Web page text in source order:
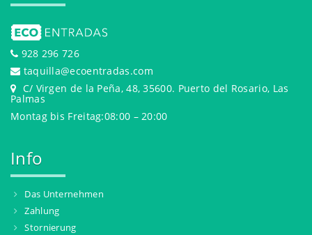
928 296 726
taquilla@ecoentradas.com
C/ Virgen de la Peña, 48, 35600. Puerto del Rosario, Las
Palmas
Montag bis Freitag:08:00 – 20:00
Info
Das Unternehmen
Zahlung
Stornierung